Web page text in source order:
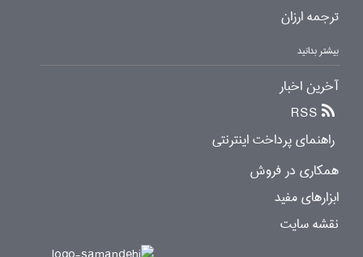
ترجمه ارزان
بیشتر بدانید
آخرین اخبار
RSS
راهنمای پرداخت اینترنتی
همکاری در فروش
ابزارهای مفید
نقشه سایت